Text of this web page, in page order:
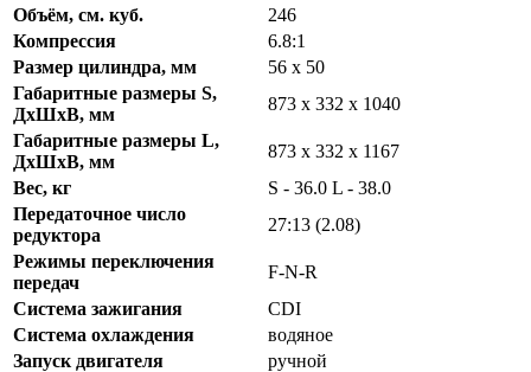
Объём, см. куб.
246
Компрессия
6.8:1
Размер цилиндра, мм
56 x 50
Габаритные размеры S,
ДхШхВ, мм
873 х 332 х 1040
Габаритные размеры L,
ДхШхВ, мм
873 х 332 х 1167
Вес, кг
S - 36.0 L - 38.0
Передаточное число
редуктора
27:13 (2.08)
Режимы переключения
передач
F-N-R
Система зажигания
CDI
Система охлаждения
водяное
Запуск двигателя
ручной